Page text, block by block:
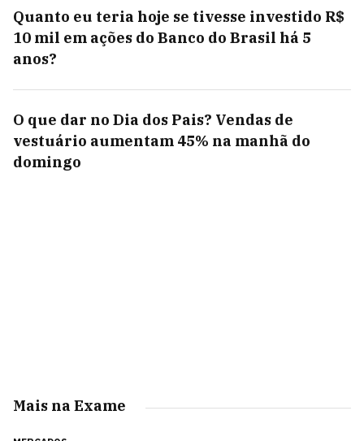
Quanto eu teria hoje se tivesse investido R$
10 mil em ações do Banco do Brasil há 5
anos?
O que dar no Dia dos Pais? Vendas de
vestuário aumentam 45% na manhã do
domingo
Mais na Exame